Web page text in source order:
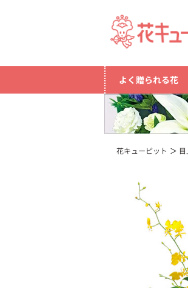
よく贈られる花
花キューピット